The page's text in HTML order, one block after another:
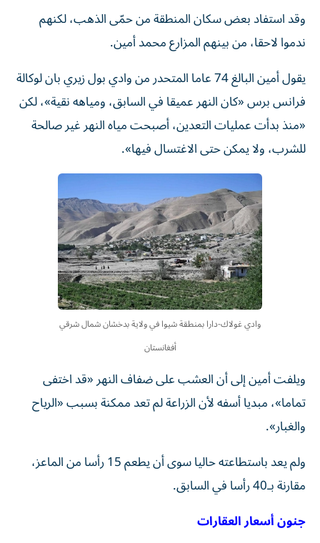
وقد استفاد بعض سكان المنطقة من حمّى الذهب، لكنهم
ندموا لاحقا، من بينهم المزارع محمد أمين.
يقول أمين البالغ 74 عاما المتحدر من وادي بول زيري بان لوكالة
فرانس برس «كان النهر عميقا في السابق، ومياهه نقية»، لكن
«منذ بدأت عمليات التعدين، أصبحت مياه النهر غير صالحة
للشرب، ولا يمكن حتى الاغتسال فيها».
وادي غولاك-دارا بمنطقة شيوا في ولاية بدخشان شمال شرقي
أفغانستان
ويلفت أمين إلى أن العشب على ضفاف النهر «قد اختفى
تماما»، مبديا أسفه لأن الزراعة لم تعد ممكنة بسبب «الرياح
والغبار».
ولم يعد باستطاعته حاليا سوى أن يطعم 15 رأسا من الماعز،
مقارنة بـ40 رأسا في السابق.
جنون أسعار العقارات